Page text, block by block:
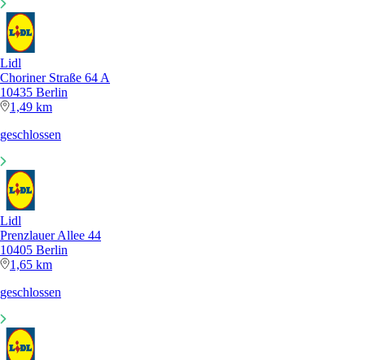
Lidl
Choriner Straße 64 A
10435 Berlin
1,49 km
geschlossen
Lidl
Prenzlauer Allee 44
10405 Berlin
1,65 km
geschlossen